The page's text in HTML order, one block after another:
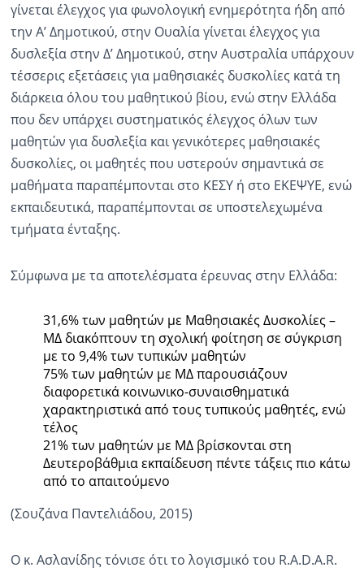
γίνεται έλεγχος για φωνολογική ενημερότητα ήδη από
την Α’ Δημοτικού, στην Ουαλία γίνεται έλεγχος για
δυσλεξία στην Δ’ Δημοτικού, στην Αυστραλία υπάρχουν
τέσσερις εξετάσεις για μαθησιακές δυσκολίες κατά τη
διάρκεια όλου του μαθητικού βίου, ενώ στην Ελλάδα
που δεν υπάρχει συστηματικός έλεγχος όλων των
μαθητών για δυσλεξία και γενικότερες μαθησιακές
δυσκολίες, οι μαθητές που υστερούν σημαντικά σε
μαθήματα παραπέμπονται στο ΚΕΣΥ ή στο ΕΚΕΨΥΕ, ενώ
εκπαιδευτικά, παραπέμπονται σε υποστελεχωμένα
τμήματα ένταξης.
Σύμφωνα με τα αποτελέσματα έρευνας στην Ελλάδα:
31,6% των μαθητών με Μαθησιακές Δυσκολίες –
ΜΔ διακόπτουν τη σχολική φοίτηση σε σύγκριση
με το 9,4% των τυπικών μαθητών
75% των μαθητών με ΜΔ παρουσιάζουν
διαφορετικά κοινωνικο-συναισθηματικά
χαρακτηριστικά από τους τυπικούς μαθητές, ενώ
τέλος
21% των μαθητών με ΜΔ βρίσκονται στη
Δευτεροβάθμια εκπαίδευση πέντε τάξεις πιο κάτω
από το απαιτούμενο
(Σουζάνα Παντελιάδου, 2015)
Ο κ. Ασλανίδης τόνισε ότι το λογισμικό του R.A.D.A.R.